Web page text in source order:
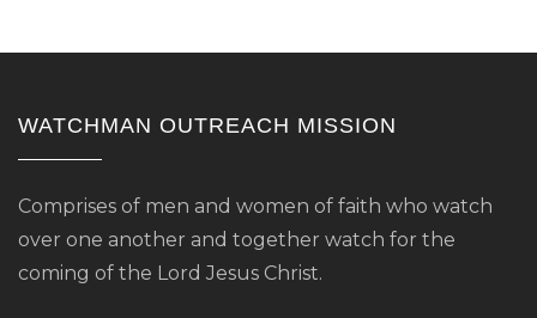
WATCHMAN OUTREACH MISSION
Comprises of men and women of faith who watch
over one another and together watch for the
coming of the Lord Jesus Christ.